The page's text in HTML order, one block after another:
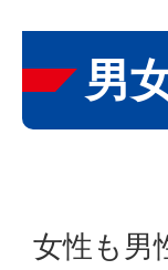
男
女性も男